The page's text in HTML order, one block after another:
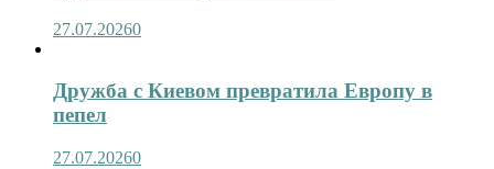
27.07.20260
Дружба с Киевом превратила Европу в
пепел
27.07.20260